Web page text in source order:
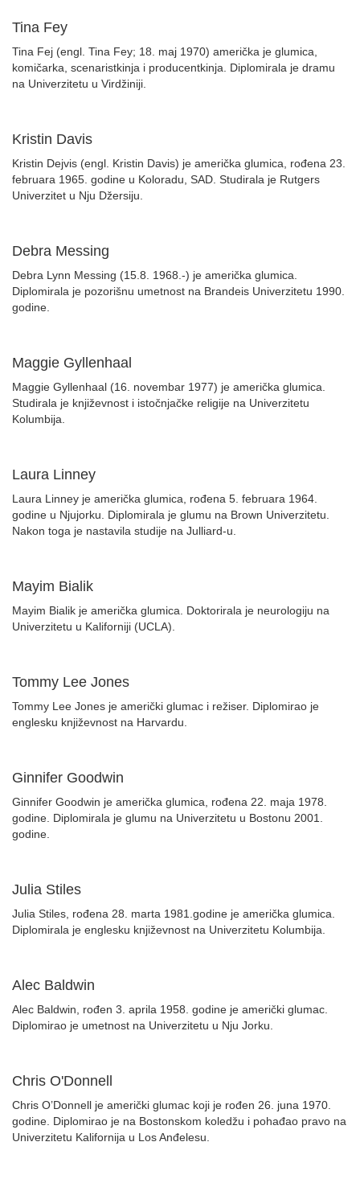
Tina Fey
Tina Fej (engl. Tina Fey; 18. maj 1970) američka je glumica,
komičarka, scenaristkinja i producentkinja. Diplomirala je dramu
na Univerzitetu u Virdžiniji.
Kristin Davis
Kristin Dejvis (engl. Kristin Davis) je američka glumica, rođena 23.
februara 1965. godine u Koloradu, SAD. Studirala je Rutgers
Univerzitet u Nju Džersiju.
Debra Messing
Debra Lynn Messing (15.8. 1968.-) je američka glumica.
Diplomirala je pozorišnu umetnost na Brandeis Univerzitetu 1990.
godine.
Maggie Gyllenhaal
Maggie Gyllenhaal (16. novembar 1977) je američka glumica.
Studirala je književnost i istočnjačke religije na Univerzitetu
Kolumbija.
Laura Linney
Laura Linney je američka glumica, rođena 5. februara 1964.
godine u Njujorku. Diplomirala je glumu na Brown Univerzitetu.
Nakon toga je nastavila studije na Julliard-u.
Mayim Bialik
Mayim Bialik je američka glumica. Doktorirala je neurologiju na
Univerzitetu u Kaliforniji (UCLA).
Tommy Lee Jones
Tommy Lee Jones je američki glumac i režiser. Diplomirao je
englesku književnost na Harvardu.
Ginnifer Goodwin
Ginnifer Goodwin je američka glumica, rođena 22. maja 1978.
godine. Diplomirala je glumu na Univerzitetu u Bostonu 2001.
godine.
Julia Stiles
Julia Stiles, rođena 28. marta 1981.godine je američka glumica.
Diplomirala je englesku književnost na Univerzitetu Kolumbija.
Alec Baldwin
Alec Baldwin, rođen 3. aprila 1958. godine je američki glumac.
Diplomirao je umetnost na Univerzitetu u Nju Jorku.
Chris O'Donnell
Chris O’Donnell je američki glumac koji je rođen 26. juna 1970.
godine. Diplomirao je na Bostonskom koledžu i pohađao pravo na
Univerzitetu Kalifornija u Los Anđelesu.